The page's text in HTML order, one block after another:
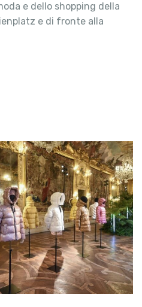
e dello shopping della
e di fronte alla